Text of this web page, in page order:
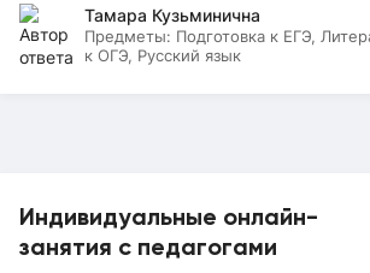
Индивидуальные онлайн-
занятия с педагогами
Тамара Кузьминична
Предметы: Подготовка к ЕГЭ,
к ОГЭ, Русский язык